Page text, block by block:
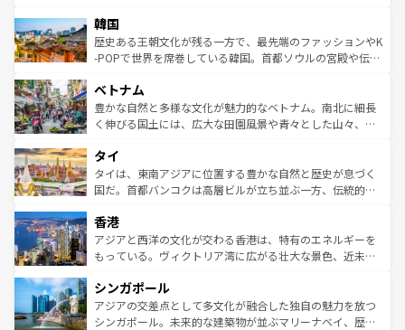
はコンテンツ一覧
いる。アクティビティも充実しており、サーフィンやダイ
ビング、ハイキングなど、アウトドア好きにはたまらな
い。オーストラリアの多彩な魅力を存分に味わいつくそ
参照してほしい。
ン）、静ひつな山岳地帯である台湾東部など、都市の喧騒
と山間の静けさが共存しており、訪れる人に新しい発見と
驚きをもたらしてくれる。また、奥深い台湾の食文化も魅
容にもいいと評判のスイーツなど、バラエティ豊かな料理
が味わえる。 なお、新着の台湾情報は コンテンツ一覧を参
照してほしい。
韓国
歴史ある王朝文化が残る一方で、最先端のファッションやK
-POPで世界を席巻している韓国。首都ソウルの宮殿や伝統
き、地方に足を延ばせば四季折々の自然美を楽しむことが
できる。そして、キムチや焼肉、絶品のストリートフード
まで、さまざまな韓国料理が待っている。夜には、韓国な
リティに包まれながら、韓国の多彩な魅力を心ゆくまで味
わってみてほしい。 なお、新着の韓国情報はコンテンツ一
覧を参照してほしい。
ベトナム
豊かな自然と多様な文化が魅力的なベトナム。南北に細長
く伸びる国土には、広大な田園風景や青々とした山々、世
急速な発展と共に伝統が息づく。ハノイの古い町並みやホ
ーチミン市のフランス統治時代の建物も、独特の雰囲気を
醸し出している。また、バラエティの豊かさとおいしさで
とつ。フォーやバインミー、ベトナムコーヒーなどは、ぜ
ひ現地で味わいたい。どの地域を訪れてもあたたかい人々
が旅行者を迎えてくれるので、きっと忘れられない旅にな
参照してほしい。
タイ
タイは、東南アジアに位置する豊かな自然と歴史が息づく
国だ。首都バンコクは高層ビルが立ち並ぶ一方、伝統的な
の活気が交差している。北部ではチェンマイなどの山岳地
帯で自然と触れ合い、南部ではプーケットやクラビの美し
いビーチでリゾート気分を楽しむことができる。タイ料理
激する。気候は一年中温暖で、どの季節にも異なる楽しみ
が待っている。親しみやすいタイの人々、仏教を中心とし
た文化、そして多様な観光資源が、訪れる旅人を魅了し続
香港
アジアと西洋の文化が交わる香港は、特有のエネルギーを
もっている。ヴィクトリア湾に広がる壮大な景色、近未来
み、どこを訪れても感動するはず。観光スポットが密集し
ており、効率よく見どころを回れるのも魅力。息をのむよ
うな絶景から文化的な体験まで、香港を存分に楽しみ尽く
シンガポール
アジアの交差点として多文化が融合した独自の魅力を放つ
シンガポール。未来的な建築物が並ぶマリーナベイ、歴史